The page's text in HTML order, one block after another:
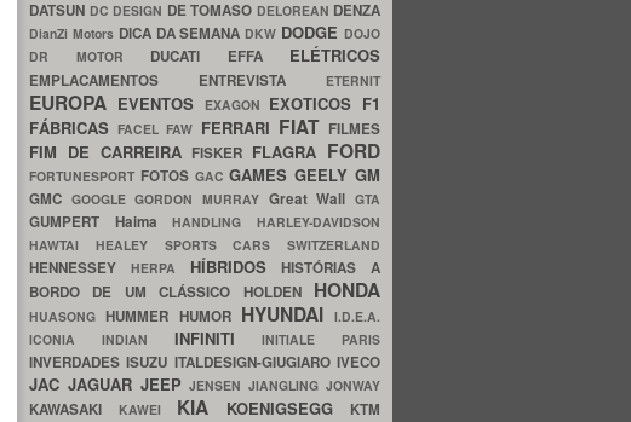
DATSUN DC DESIGN DE TOMASO DELOREAN DENZA
DianZi Motors DICA DA SEMANA DKW DODGE DOJO
DR MOTOR DUCATI EFFA ELÉTRICOS
EMPLACAMENTOS ENTREVISTA ETERNIT
EUROPA EVENTOS EXAGON EXOTICOS F1
FÁBRICASFACELFAW FERRARI FIAT FILMES
FIM DE CARREIRA FISKER FLAGRA FORD
FORTUNESPORT FOTOS GACGAMESGEELYGM
GMC GOOGLEGORDON MURRAY Great WallGTA
GUMPERT HaimaHANDLINGHARLEY-DAVIDSON
HAWTAI HEALEY SPORTS CARS SWITZERLAND
HENNESSEY HERPA HÍBRIDOSHISTÓRIAS A
BORDO DE UM CLÁSSICO HOLDEN HONDA
HUASONGHUMMER HUMOR HYUNDAI I.D.E.A.
ICONIA INDIAN INFINITIINITIALE PARIS
INVERDADESISUZU ITALDESIGN-GIUGIAROIVECO
JAC JAGUAR JEEPJENSENJIANGLINGJONWAY
KAWASAKI KAWEI KIA KOENIGSEGG KTM